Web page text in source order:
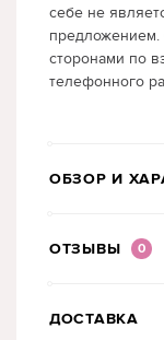
себе не
предложением.
сторонами по
телефонного
ОБЗОР И
ОТЗЫВЫ 0
ДОСТАВКА